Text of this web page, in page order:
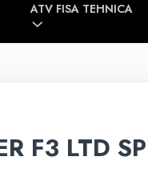
ATV FISA TEHNICA
F3 LTD